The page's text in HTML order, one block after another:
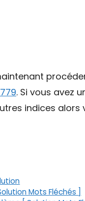
. Si vous avez
indices
Mots Fléchés ]